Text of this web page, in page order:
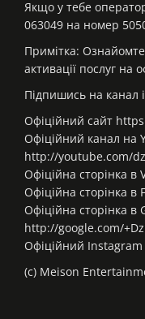
Якщо у тебе
063049 на номер
Примітка:
активації послуг на
Підпишись на канал
Офіційний сайт
Офіційний канал на
http://youtube.com/
Офіційна сторінка
Офіційна сторінка
Офіційна сторінка в
http://google.com/
Офіційний
(с) Meison